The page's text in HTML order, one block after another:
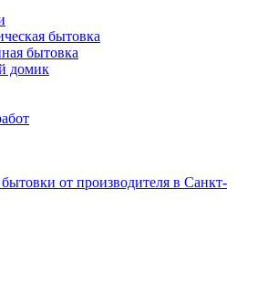
бытовка
бытовка
домик
от производителя в Санкт-